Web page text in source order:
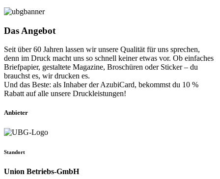
Das Angebot
Seit über 60 Jahren lassen wir unsere Qualität für uns sprechen,
denn im Druck macht uns so schnell keiner etwas vor. Ob einfaches
Briefpapier, gestaltete Magazine, Broschüren oder Sticker – du
brauchst es, wir drucken es.
Und das Beste: als Inhaber der AzubiCard, bekommst du 10 %
Rabatt auf alle unsere Druckleistungen!
Anbieter
Standort
Union Betriebs-GmbH